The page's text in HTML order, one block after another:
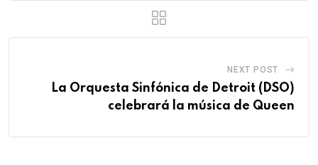
NEXT POST
La Orquesta Sinfónica de Detroit (DSO)
celebrará la música de Queen